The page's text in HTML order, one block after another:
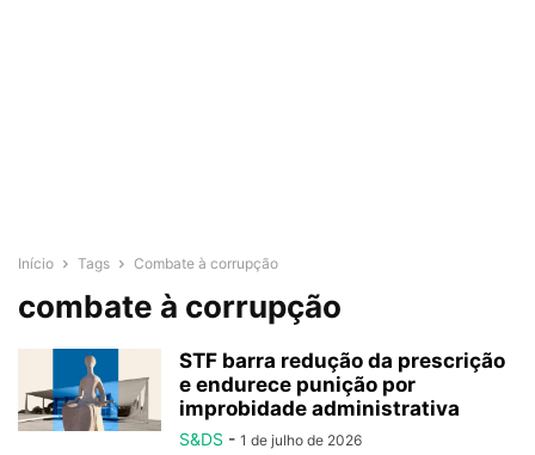
Início Tags Combate à corrupção
combate à corrupção
STF barra redução da prescrição
e endurece punição por
improbidade administrativa
S&DS - 1 de julho de 2026